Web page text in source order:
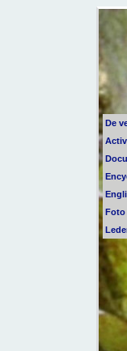
De
Foto